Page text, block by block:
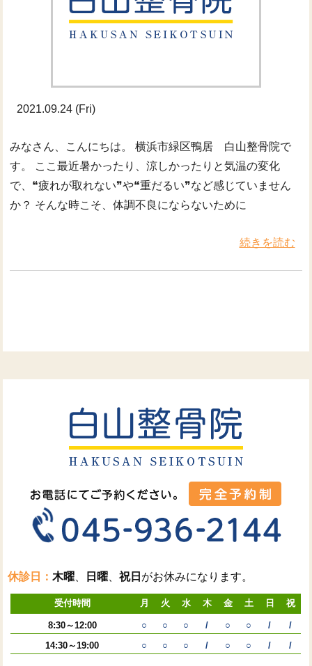
2021.09.24 (Fri)
みなさん、こんにちは。 横浜市緑区鴨居 白山整骨院で
す。 ここ最近暑かったり、涼しかったりと気温の変化
で、❝疲れが取れない❞や❝重だるい❞など感じていません
か？ そんな時こそ、体調不良にならないために
続きを読む
休診日：木曜 日曜 、祝日 がお休みになります。
受付時間 月 火 水 木 金 土 日 祝
8:30～12:00 ○ ○ ○ / ○ ○ /
/
14:30～19:00
○ ○ ○ / ○ ○ / /